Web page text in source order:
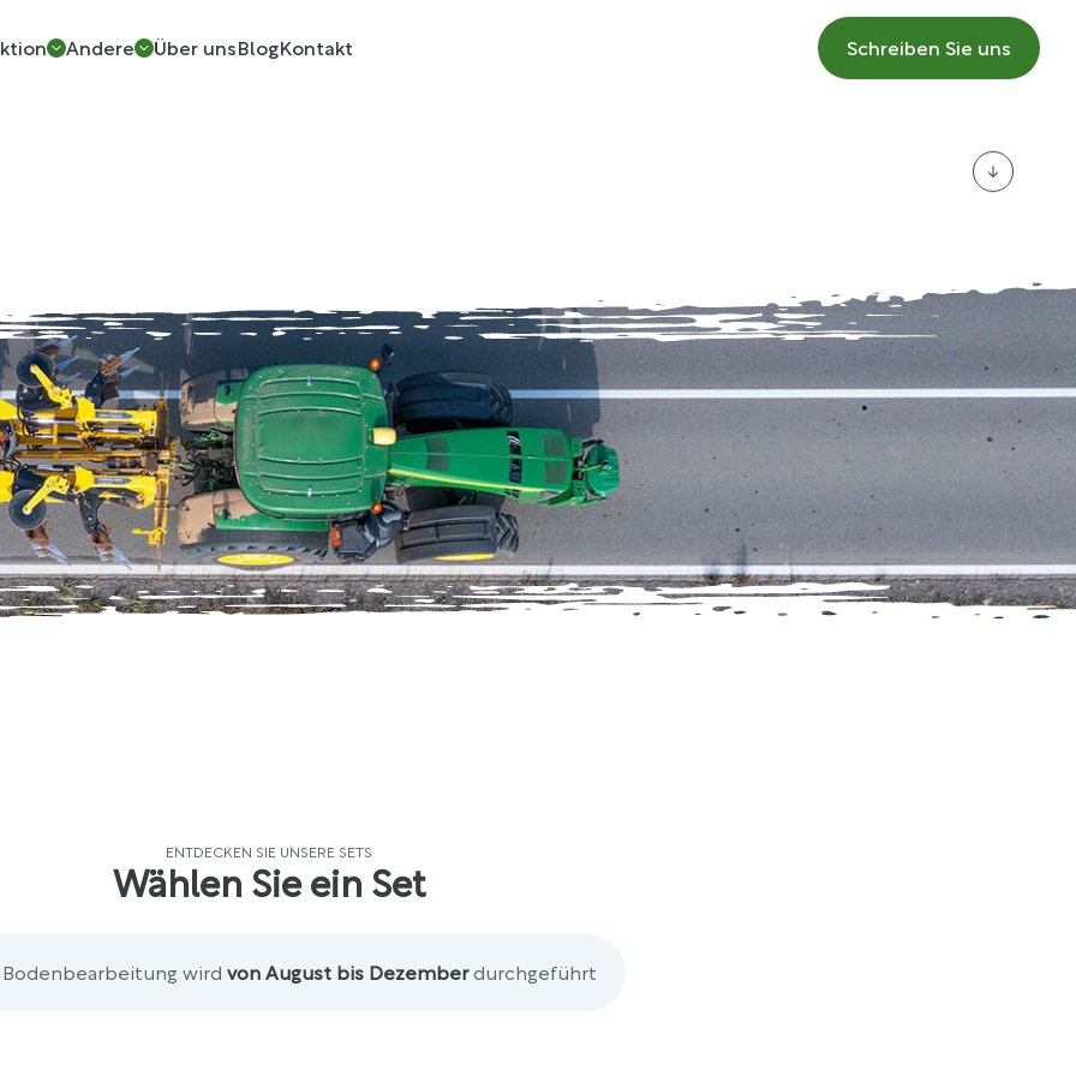
Andere Über uns BlogKontakt Schreiben Sie uns
ENTDECKEN SIE UNSERE SETS
Wählen Sie ein Set
Bodenbearbeitung wird von August bis Dezemberdurchgeführt